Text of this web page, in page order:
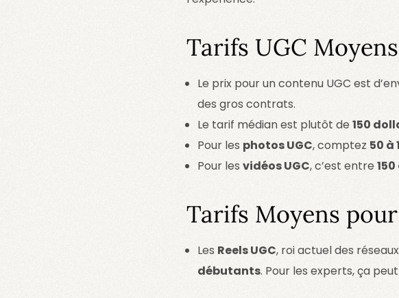
Tarifs UGC
Le prix pour un contenu UGC est
des gros contrats.
Le tarif médian est plutôt de 150
Pour les photos UGC, comptez 50 à
Pour les vidéos UGC, c’est entre
Tarifs Moyens
Les Reels UGC, roi actuel des
débutants. Pour les experts, ça